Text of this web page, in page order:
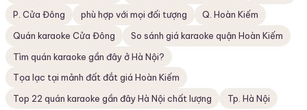
P. Cửa Đông
phù hợp với mọi đối tượng
Q. Hoàn Kiếm
Quán karaoke Cửa Đông
So sánh giá karaoke quận Hoàn Kiếm
Tìm quán karaoke gần đây ở Hà Nội?
Tọa lạc tại mảnh đất đắt giá Hoàn Kiếm
Top 22 quán karaoke gần đây Hà Nội chất lượng
Tp. Hà Nội